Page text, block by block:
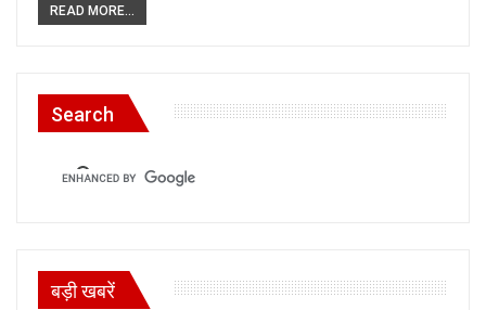
READ MORE...
Search
बड़ी खबरें